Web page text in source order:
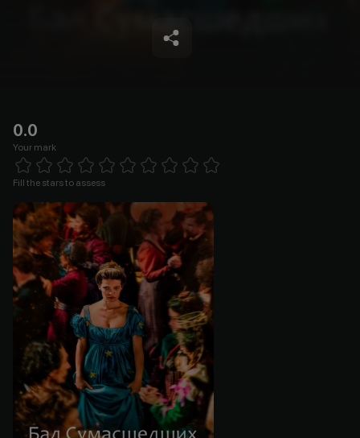
0.0
Your mark
1 Star 2 Stars 3 Stars
Fill the stars to assess